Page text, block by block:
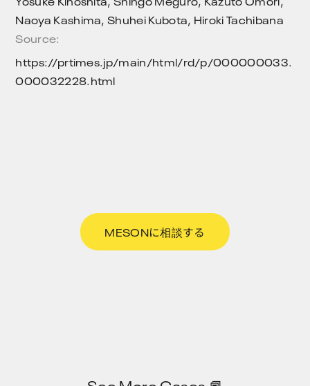
Naoya Kashima, Shuhei Kubota, Hiroki Tachibana
Source:
https://prtimes.jp/main/html/rd/p/000000033.
000032228.html
MESONに相談する